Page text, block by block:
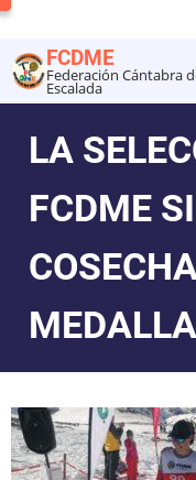
al
contenido
principal
FCDME
Federación Cántabra
Escalada
LA
FCDME